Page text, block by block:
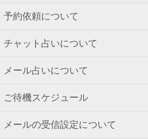
予約依頼について
チャット占いについて
メール占いについて
ご待機スケジュール
メールの受信設定について